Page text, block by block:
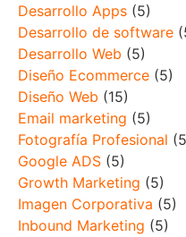
Desarrollo Apps (5)
Desarrollo de software
Desarrollo Web (5)
Diseño Ecommerce (5)
Diseño Web (15)
Email marketing (5)
Fotografía Profesional
Google ADS (5)
Growth Marketing (5)
Imagen Corporativa (5)
Inbound Marketing (5)